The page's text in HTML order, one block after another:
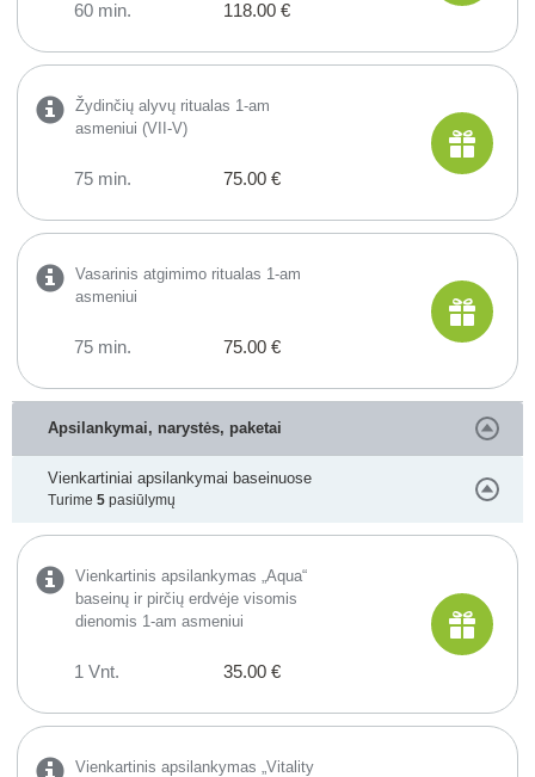
60 min. 118.00 €
Žydinčių alyvų ritualas 1-am
asmeniui (VII-V)
75 min. 75.00 €
Vasarinis atgimimo ritualas 1-am
asmeniui
75 min. 75.00 €
Apsilankymai, narystės, paketai
Vienkartiniai apsilankymai baseinuose
Turime 5pasiūlymų
Vienkartinis apsilankymas „Aqua“
baseinų ir pirčių erdvėje visomis
dienomis 1-am asmeniui
1 Vnt. 35.00 €
Vienkartinis apsilankymas „Vitality